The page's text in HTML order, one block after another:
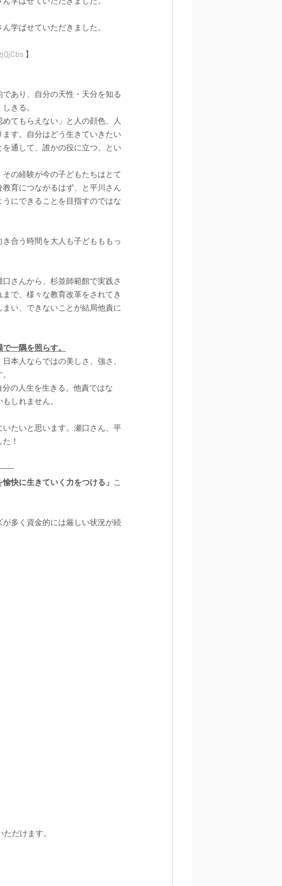
学ばせていただきました。
】
あり、自分の天性・天分を知る
きる。
てもらえない」と人の顔色、人
す。自分はどう生きていきたい
通して、誰かの役に立つ、とい
の経験が今の子どもたちはとて
育につながるはず、と平川さん
にできることを目指すのではな
合う時間を大人も子どもももっ
さんから、杉並師範館で実践さ
で、様々な教育改革をされてき
い、できないことが結局他責に
一隅を照らす。
本人ならではの美しさ、強さ、
の人生を生きる。他責ではな
しれません。
たいと思います。瀬口さん、平
！
愉快に生きていく力をつける」 こ
多く資金的には厳しい状況が続
だけます。